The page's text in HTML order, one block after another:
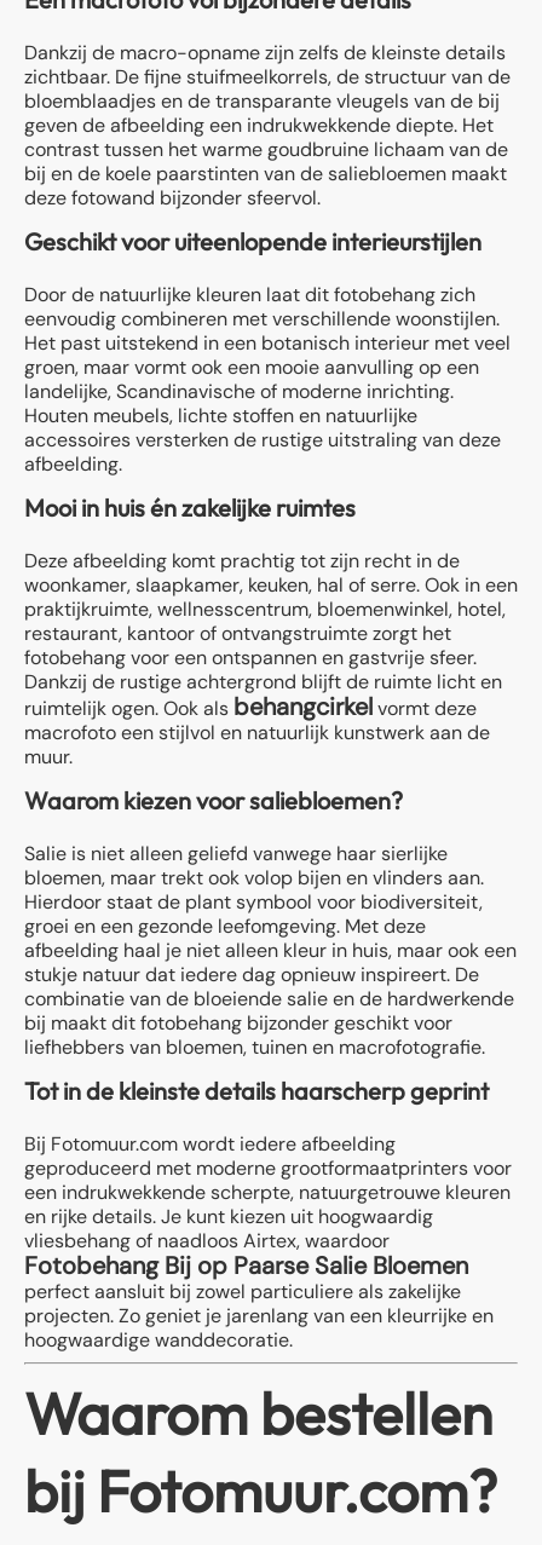
Dankzij de macro-opname zijn zelfs de kleinste details
zichtbaar. De fijne stuifmeelkorrels, de structuur van de
bloemblaadjes en de transparante vleugels van de bij
geven de afbeelding een indrukwekkende diepte. Het
contrast tussen het warme goudbruine lichaam van de
bij en de koele paarstinten van de saliebloemen maakt
deze fotowand bijzonder sfeervol.
Geschikt voor uiteenlopende interieurstijlen
Door de natuurlijke kleuren laat dit fotobehang zich
eenvoudig combineren met verschillende woonstijlen.
Het past uitstekend in een botanisch interieur met veel
groen, maar vormt ook een mooie aanvulling op een
landelijke, Scandinavische of moderne inrichting.
Houten meubels, lichte stoffen en natuurlijke
accessoires versterken de rustige uitstraling van deze
afbeelding.
Mooi in huis én zakelijke ruimtes
Deze afbeelding komt prachtig tot zijn recht in de
woonkamer, slaapkamer, keuken, hal of serre. Ook in een
praktijkruimte, wellnesscentrum, bloemenwinkel, hotel,
restaurant, kantoor of ontvangstruimte zorgt het
fotobehang voor een ontspannen en gastvrije sfeer.
Dankzij de rustige achtergrond blijft de ruimte licht en
ruimtelijk ogen. Ook als behangcirkelvormt deze
macrofoto een stijlvol en natuurlijk kunstwerk aan de
muur.
Waarom kiezen voor saliebloemen?
Salie is niet alleen geliefd vanwege haar sierlijke
bloemen, maar trekt ook volop bijen en vlinders aan.
Hierdoor staat de plant symbool voor biodiversiteit,
groei en een gezonde leefomgeving. Met deze
afbeelding haal je niet alleen kleur in huis, maar ook een
stukje natuur dat iedere dag opnieuw inspireert. De
combinatie van de bloeiende salie en de hardwerkende
bij maakt dit fotobehang bijzonder geschikt voor
liefhebbers van bloemen, tuinen en macrofotografie.
Tot in de kleinste details haarscherp geprint
Bij Fotomuur.com wordt iedere afbeelding
geproduceerd met moderne grootformaatprinters voor
een indrukwekkende scherpte, natuurgetrouwe kleuren
en rijke details. Je kunt kiezen uit hoogwaardig
vliesbehang of naadloos Airtex, waardoor
Fotobehang Bij op Paarse Salie Bloemen
perfect aansluit bij zowel particuliere als zakelijke
projecten. Zo geniet je jarenlang van een kleurrijke en
hoogwaardige wanddecoratie.
Waarom bestellen
bij Fotomuur.com?